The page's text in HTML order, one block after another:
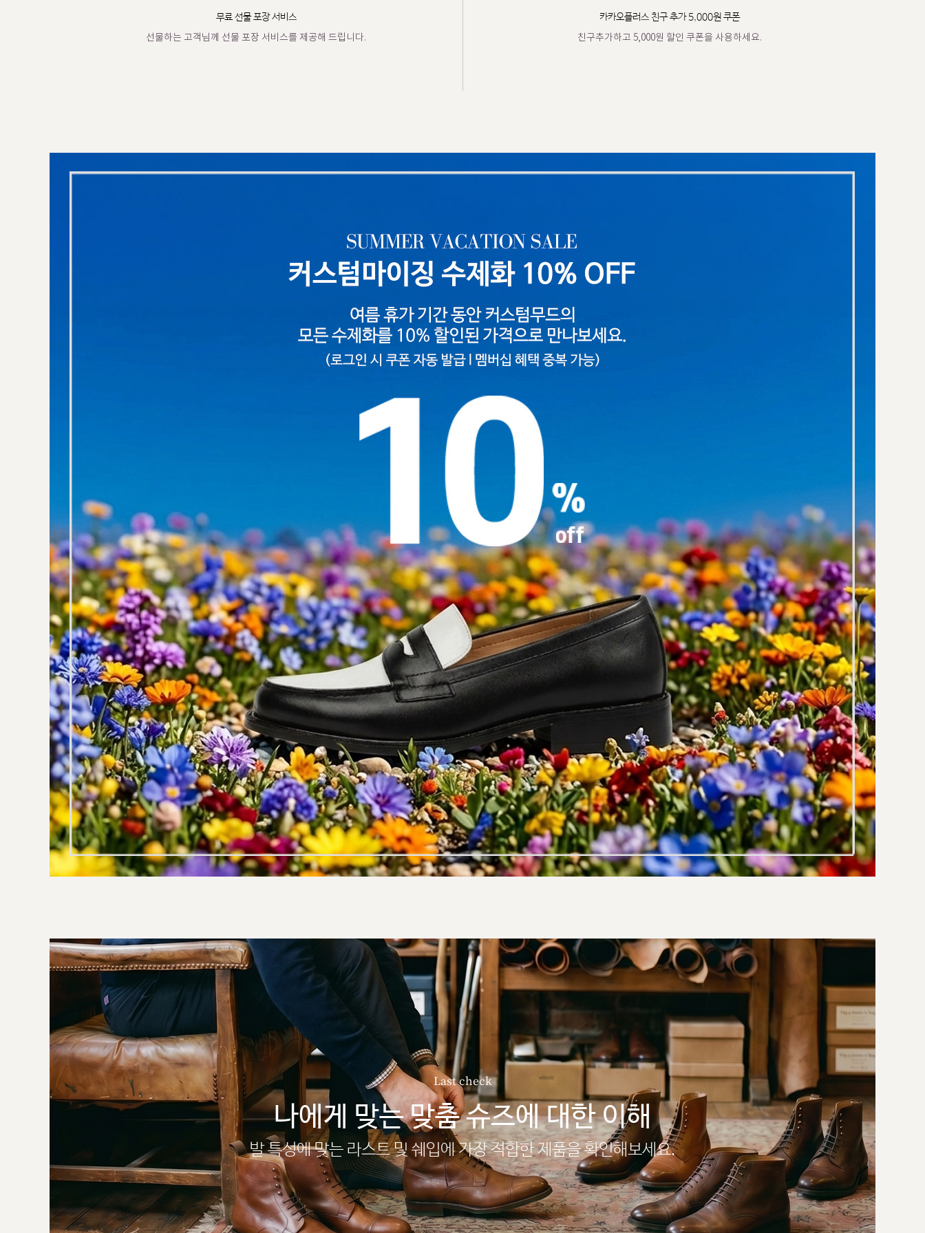
무료 선물 포장 서비스
선물하는 고객님께 선물 포장 서비스를 제공해 드립니다.
카카오플러스 친구 추가 5,000원 쿠폰
친구추가하고 5,000원 할인 쿠폰을 사용하세요.
Last check
나에게 맞는 맞춤 슈즈에 대한 이해
발 특성에 맞는 라스트 및 쉐입에 가장 적합한 제품을 확인해보세요.